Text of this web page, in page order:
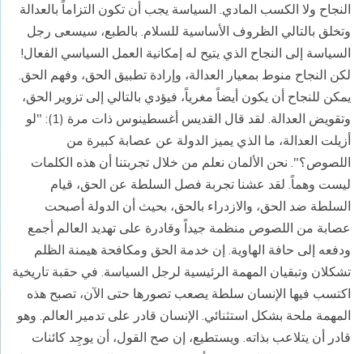
النجاح ولا الكسب المادي. السياسة يجب أن تكون التزاماً بالعدالة
وتخلق بالتالي الظروف الأساسية للسلام. بالطبع، سيسعى رجل
السياسة إلى النجاح الذي يتيح له إمكانية العمل السياسي الفعال!
لكن النجاح منوط بمعيار العدالة، وإرادة تطبيق الحق، وفهم الحق.
يمكن للنجاح أن يكون أيضاً مغرياً، فيؤدي بالتالي إلى تزوير الحق،
وتقويض العدالة. لقد قال القديس أغسطينوس ذات مرة (1): "لو
أزيلت العدالة، ما الذي يميز الدولة عن عصابة كبيرة من
اللصوص؟". نحن الألمان نعلم من خلال تجربتنا أن هذه الكلمات
ليست وهماً. لقد عشنا تجربة فصل السلطة عن الحق، قيام
السلطة ضد الحق، والازدراء بالحق، بحيث أن الدولة أصبحت
عصابة من اللصوص منظمة جيداً وقادرة على تهديد العالم أجمع
ودفعه إلى حافة الهاوية. إن خدمة الحق ومكافحة هيمنة الظلم
تشكلان وتبقيان المهمة الرئيسية لرجل السياسة. في حقبة تاريخية
اكتسب فيها الإنسان سلطة يصعب تصورها حتى الآن، تصبح هذه
المهمة ملحة بشكل استثنائي. الإنسان قادر على تدمير العالم. وهو
قادر أن يتلاعب بذاته. ويستطيع، إن صح القول، أن يوجِد كائنات